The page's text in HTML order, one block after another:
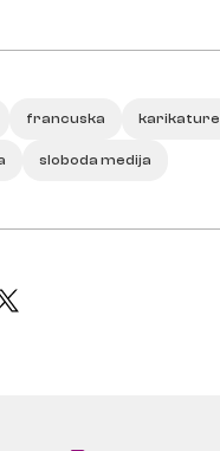
francuska karikature
sloboda medija